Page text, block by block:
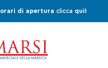
orari di apertura clicca qui!